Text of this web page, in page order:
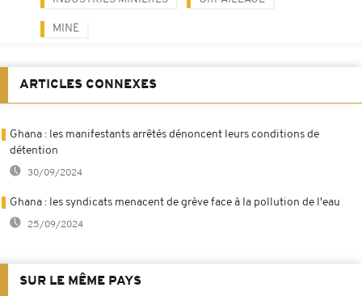
MINE
ARTICLES CONNEXES
Ghana : les manifestants arrêtés dénoncent leurs conditions de
détention
30/09/2024
Ghana : les syndicats menacent de grève face à la pollution de l'eau
25/09/2024
SUR LE MÊME PAYS